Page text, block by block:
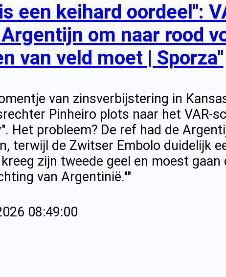
een keihard oordeel":
om naar rood
van veld moet | Sporza"
van zinsverbijstering in
Pinheiro plots naar het VAR-
Het probleem? De ref had de
terwijl de Zwitser Embolo duidelijk
zijn tweede geel en moest
van Argentinië.""
08:49:00